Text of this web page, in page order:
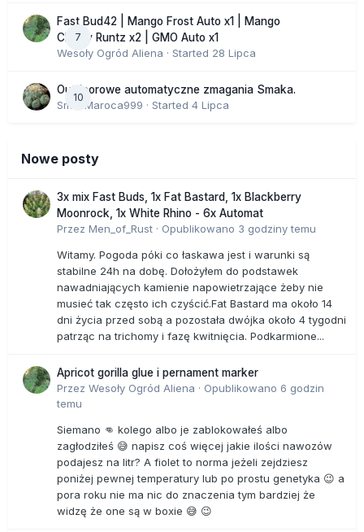
7
Fast Bud42 | Mango Frost Auto x1 | Mango
Cherry Runtz x2 | GMO Auto x1
Wesoły Ogród Aliena · Started 28 Lipca
10
Outdoorowe automatyczne zmagania Smaka.
SmakMaroca999 · Started 4 Lipca
Nowe posty
3x mix Fast Buds, 1x Fat Bastard, 1x Blackberry
Moonrock, 1x White Rhino - 6x Automat
Przez Men_of_Rust · Opublikowano 3 godziny temu
Witamy. Pogoda póki co łaskawa jest i warunki są
stabilne 24h na dobę. Dołożyłem do podstawek
nawadniających kamienie napowietrzające żeby nie
musieć tak często ich czyścić.Fat Bastard ma około 14
dni życia przed sobą a pozostała dwójka około 4 tygodni
patrząc na trichomy i fazę kwitnięcia. Podkarmione...
Apricot gorilla glue i pernament marker
Przez Wesoły Ogród Aliena · Opublikowano 6 godzin
temu
Siemano 👊 kolego albo je zablokowałeś albo
zagłodziłeś 😅 napisz coś więcej jakie ilości nawozów
podajesz na litr? A fiolet to norma jeżeli zejdziesz
poniżej pewnej temperatury lub po prostu genetyka 😉 a
pora roku nie ma nic do znaczenia tym bardziej że
widzę że one są w boxie 😅 😉